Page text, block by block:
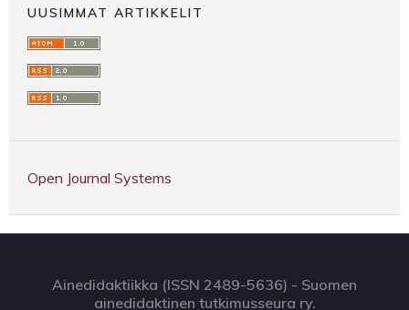
UUSIMMAT ARTIKKELIT
Open Journal Systems
Ainedidaktiikka (ISSN 2489-5636) - Suomen
ainedidaktinen tutkimusseura ry.